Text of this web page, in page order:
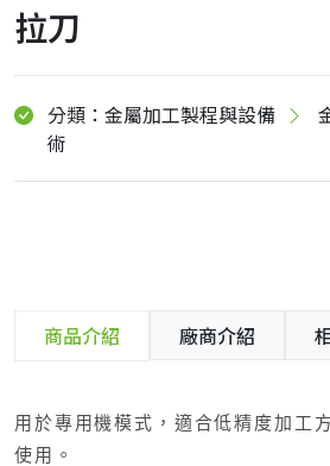
拉刀
分類：金屬加工製程與設備
術
商品介紹 廠商介紹
用於專用機模式，適合低精度加工
使用。